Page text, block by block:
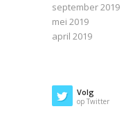
september 2019
mei 2019
april 2019
Volg
op Twitter